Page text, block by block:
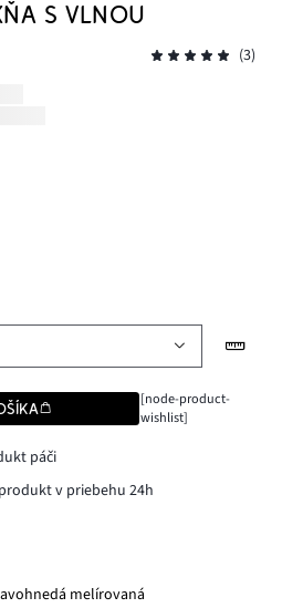
S VLNOU
(3)
[node-product-
wishlist]
páči
v priebehu 24h
melírovaná